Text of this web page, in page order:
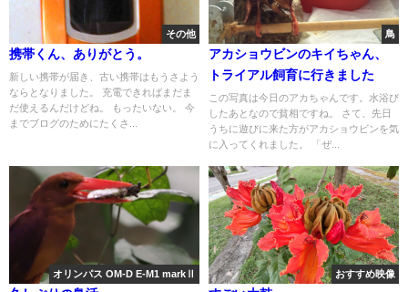
その他
携帯くん、ありがとう。
新しい携帯が届き、古い携帯はもうさよう
ならとなりました。 充電できればまだま
だ使えるんだけどね。 もったいない。 今
までブログのためにたくさ...
鳥
アカショウビンのキイちゃん、
トライアル飼育に行きました
この写真は今日のアカちゃんです。水浴び
したあとなので貧相ですね。 さて、先日
うちに遊びに来た方がアカショウビンを気
に入ってくれました。 「ぜ...
オリンパス OM-D E-M1 markⅡ おすすめ映像